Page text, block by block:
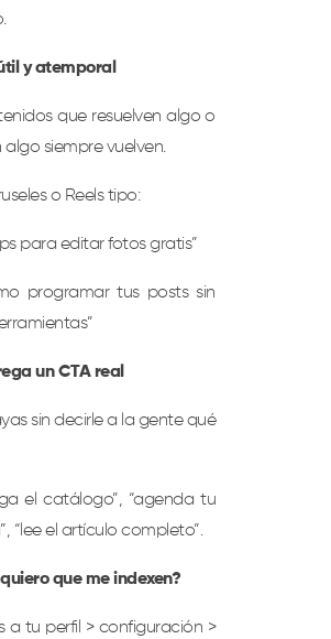
y atemporal
que resuelven algo o
algo siempre vuelven.
o Reels tipo:
para editar fotos gratis”
programar tus posts sin
un CTA real
sin decirle a la gente qué
el catálogo”, “agenda tu
“lee el artículo completo”.
quiero que me indexen?
a tu perfil > configuración >